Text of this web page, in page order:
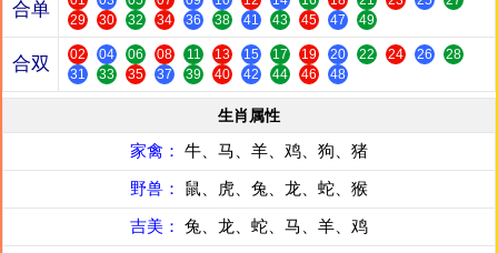
合单
29
30 32 34 36 38 41 43 45 47 49
合双 02 04 06 08 11 13 15 17 19 20 22 24 26
28
31
33 35 37 39 40 42 44 46 48
生肖属性
家禽： 牛、马、羊、鸡、狗、猪
野兽： 鼠、虎、兔、龙、蛇、猴
吉美： 兔、龙、蛇、马、羊、鸡